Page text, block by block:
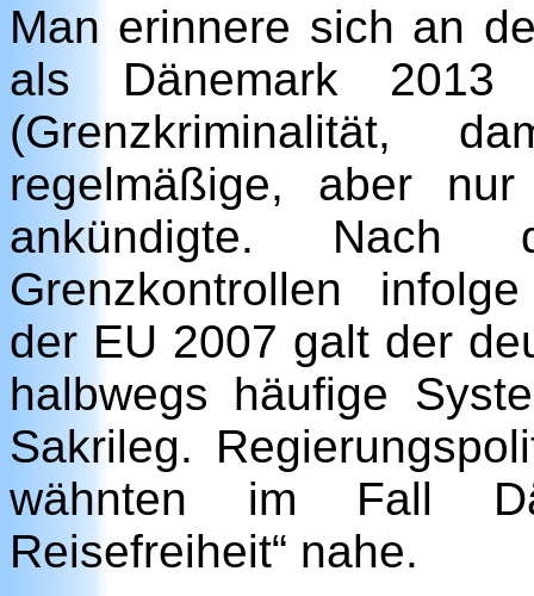
Man erinnere sich an
als Dänemark
(Grenzkriminalität,
regelmäßige, aber nur
ankündigte. Nach
Grenzkontrollen
der EU 2007 galt der
halbwegs häufige
Sakrileg.
wähnten im Fall
Reisefreiheit“ nahe.